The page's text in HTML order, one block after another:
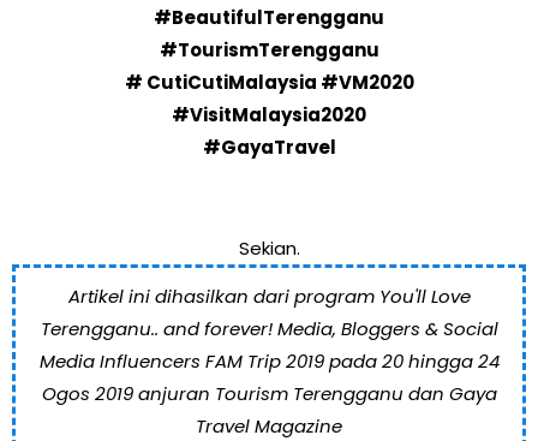
#BeautifulTerengganu
#TourismTerengganu
# CutiCutiMalaysia #VM2020
#VisitMalaysia2020
#GayaTravel
Sekian.
Artikel ini dihasilkan dari program You'll Love
Terengganu.. and forever! Media, Bloggers & Social
Media Influencers FAM Trip 2019 pada 20 hingga 24
Ogos 2019 anjuran Tourism Terengganu dan Gaya
Travel Magazine